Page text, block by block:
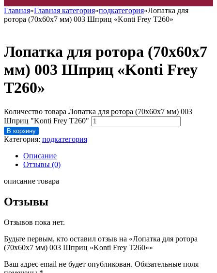
Главная»Главная категория»подкатегория»Лопатка для
ротора (70х60х7 мм) 003 Шприц «Konti Frey T260»
Лопатка для ротора (70х60х7
мм) 003 Шприц «Konti Frey
T260»
Количество товара Лопатка для ротора (70х60х7 мм) 003
Шприц "Konti Frey T260"
В корзину
Категория: подкатегория
Описание
Отзывы (0)
описание товара
Отзывы
Отзывов пока нет.
Будьте первым, кто оставил отзыв на «Лопатка для ротора
(70х60х7 мм) 003 Шприц «Konti Frey T260»»
Ваш адрес email не будет опубликован. Обязательные поля